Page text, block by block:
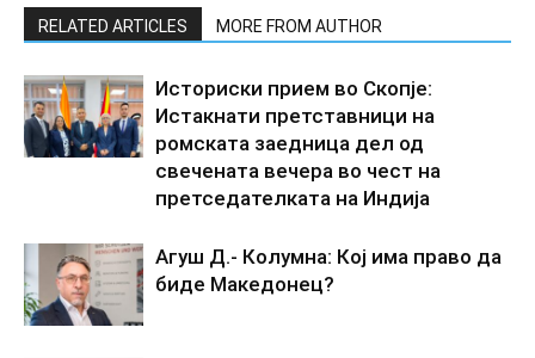
RELATED ARTICLES MORE FROM AUTHOR
Историски прием во Скопје:
Истакнати претставници на
ромската заедница дел од
свечената вечера во чест на
претседателката на Индија
Агуш Д.- Колумна: Кој има право да
биде Македонец?